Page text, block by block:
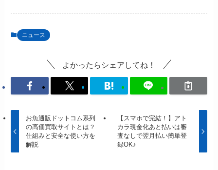
ニュース
よかったらシェアしてね！
お魚通販ドットコム系列
の高価買取サイトとは？
仕組みと安全な使い方を
解説
【スマホで完結！】アト
カラ現金化あと払いは審
査なしで翌月払い簡単登
録OK♪